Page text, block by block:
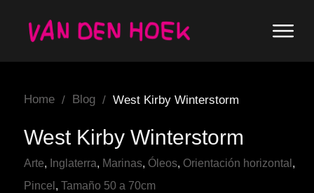
Home / Blog / West Kirby Winterstorm
West Kirby Winterstorm
Arte, Inglaterra, Marinas, Óleos, Orientación horizontal ,
Pincel , Tamaño 50 a 70cm